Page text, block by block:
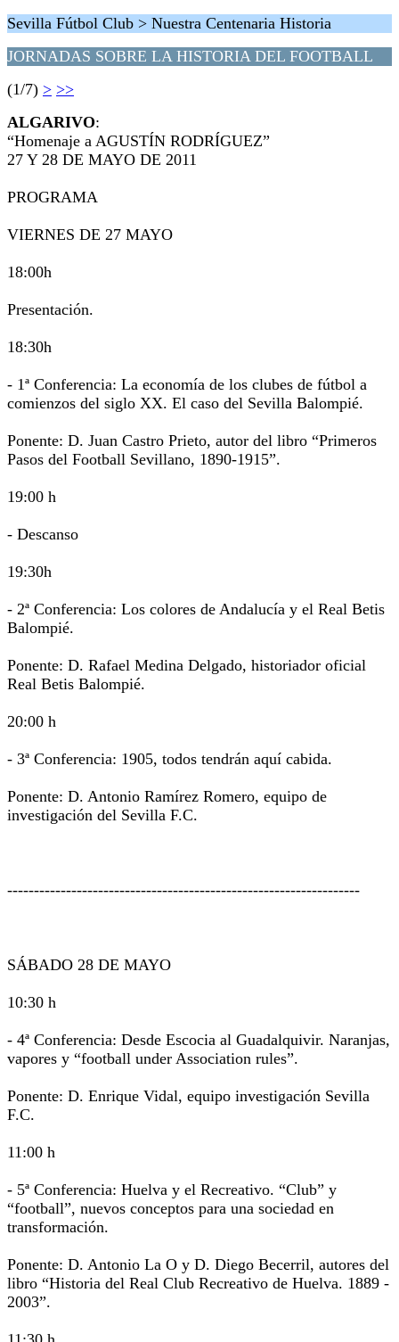
Sevilla Fútbol Club > Nuestra Centenaria Historia
JORNADAS SOBRE LA HISTORIA DEL FOOTBALL
(1/7) > >>
ALGARIVO:
“Homenaje a AGUSTÍN RODRÍGUEZ”
27 Y 28 DE MAYO DE 2011
PROGRAMA
VIERNES DE 27 MAYO
18:00h
Presentación.
18:30h
- 1ª Conferencia: La economía de los clubes de fútbol a
comienzos del siglo XX. El caso del Sevilla Balompié.
Ponente: D. Juan Castro Prieto, autor del libro “Primeros
Pasos del Football Sevillano, 1890-1915”.
19:00 h
- Descanso
19:30h
- 2ª Conferencia: Los colores de Andalucía y el Real Betis
Balompié.
Ponente: D. Rafael Medina Delgado, historiador oficial
Real Betis Balompié.
20:00 h
- 3ª Conferencia: 1905, todos tendrán aquí cabida.
Ponente: D. Antonio Ramírez Romero, equipo de
investigación del Sevilla F.C.
------------------------------------------------------------------
SÁBADO 28 DE MAYO
10:30 h
- 4ª Conferencia: Desde Escocia al Guadalquivir. Naranjas,
vapores y “football under Association rules”.
Ponente: D. Enrique Vidal, equipo investigación Sevilla
F.C.
11:00 h
- 5ª Conferencia: Huelva y el Recreativo. “Club” y
“football”, nuevos conceptos para una sociedad en
transformación.
Ponente: D. Antonio La O y D. Diego Becerril, autores del
libro “Historia del Real Club Recreativo de Huelva. 1889 -
2003”.